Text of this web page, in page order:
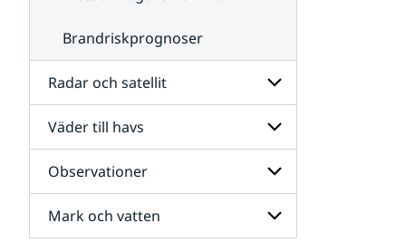
Brandriskprognoser
Radar och satellit
Undersidor
för
Radar
och
satellit
Väder till havs
Undersidor
för
Väder
till
havs
Observationer
Undersidor
för
Mark och vatten